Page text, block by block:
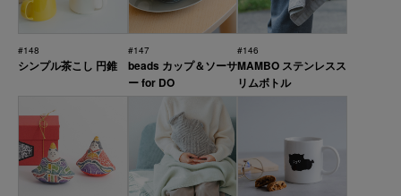
#148
シンプル茶こし 円錐
#147
beads カップ＆ソーサ
ー for DO
#146
MAMBO ステンレスス
リムボトル